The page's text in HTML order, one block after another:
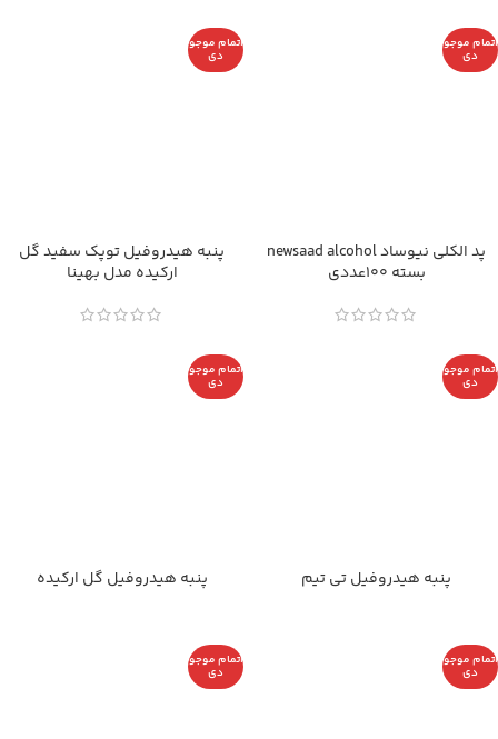
اتمام موجو
دی
پد الکلی نیوساد newsaad alcohol
بسته 100عددی
اتمام موجو
دی
پنبه هیدروفیل توپک سفید گل
ارکیده مدل بهینا
اتمام موجو
دی
پنبه هیدروفیل تی تیم
اتمام موجو
دی
پنبه هیدروفیل گل ارکیده
اتمام موجو
دی
اتمام موجو
دی